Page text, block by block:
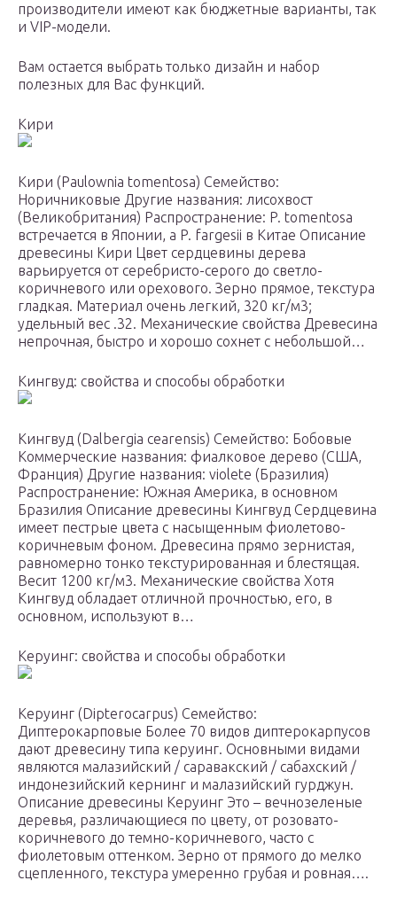
производители имеют как бюджетные варианты, так
и VIP-модели.
Вам остается выбрать только дизайн и набор
полезных для Вас функций.
Кири
Кири (Paulownia tomentosa) Семейство:
Норичниковые Другие названия: лисохвост
(Великобритания) Распространение: P. tomentosa
встречается в Японии, а P. fargesii в Китае Описание
древесины Кири Цвет сердцевины дерева
варьируется от серебристо-серого до светло-
коричневого или орехового. Зерно прямое, текстура
гладкая. Материал очень легкий, 320 кг/м3;
удельный вес .32. Механические свойства Древесина
непрочная, быстро и хорошо сохнет с небольшой…
Кингвуд: свойства и способы обработки
Кингвуд (Dalbergia cearensis) Семейство: Бобовые
Коммерческие названия: фиалковое дерево (США,
Франция) Другие названия: violete (Бразилия)
Распространение: Южная Америка, в основном
Бразилия Описание древесины Кингвуд Сердцевина
имеет пестрые цвета с насыщенным фиолетово-
коричневым фоном. Древесина прямо зернистая,
равномерно тонко текстурированная и блестящая.
Весит 1200 кг/м3. Механические свойства Хотя
Кингвуд обладает отличной прочностью, его, в
основном, используют в…
Керуинг: свойства и способы обработки
Керуинг (Dipterocarpus) Семейство:
Диптерокарповые Более 70 видов диптерокарпусов
дают древесину типа керуинг. Основными видами
являются малазийский / саравакский / сабахский /
индонезийский кернинг и малазийский гурджун.
Описание древесины Керуинг Это – вечнозеленые
деревья, различающиеся по цвету, от розовато-
коричневого до темно-коричневого, часто с
фиолетовым оттенком. Зерно от прямого до мелко
сцепленного, текстура умеренно грубая и ровная….